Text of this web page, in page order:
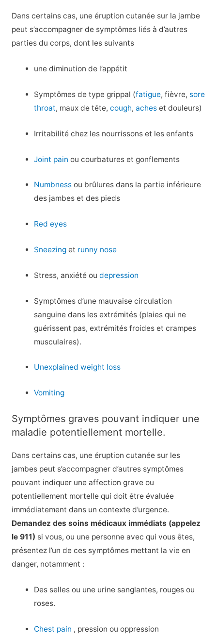
Dans certains cas, une éruption cutanée sur la jambe
peut s’accompagner de symptômes liés à d’autres
parties du corps, dont les suivants
une diminution de l’appétit
Symptômes de type grippal (fatigue, fièvre, sore
throat, maux de tête,cough,aches et douleurs)
Irritabilité chez les nourrissons et les enfants
Joint pain ou courbatures et gonflements
Numbness ou brûlures dans la partie inférieure
des jambes et des pieds
Red eyes
Sneezing et runny nose
Stress, anxiété oudepression
Symptômes d’une mauvaise circulation
sanguine dans les extrémités (plaies qui ne
guérissent pas, extrémités froides et crampes
musculaires).
Unexplained weight loss
Vomiting
Symptômes graves pouvant indiquer une
maladie potentiellement mortelle.
Dans certains cas, une éruption cutanée sur les
jambes peut s’accompagner d’autres symptômes
pouvant indiquer une affection grave ou
potentiellement mortelle qui doit être évaluée
immédiatement dans un contexte d’urgence.
Demandez des soins médicaux immédiats (appelez
le 911) si vous, ou une personne avec qui vous êtes,
présentez l’un de ces symptômes mettant la vie en
danger, notamment :
Des selles ou une urine sanglantes, rouges ou
roses.
Chest pain , pression ou oppression